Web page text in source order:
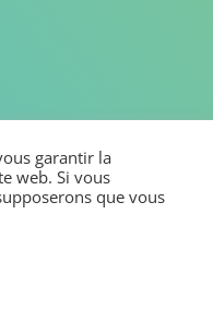
garantir la
web. Si vous
que vous